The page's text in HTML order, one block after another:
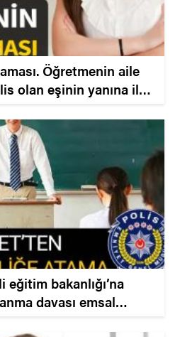
Öğretmenin aile
olan eşinin yanına il
bakanlığı’na
davası emsal